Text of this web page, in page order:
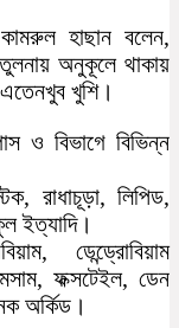
হাছান বলেন,
অনুকূলে থাকায়
খুশি।
ও বিভাগে বিভিন্ন
রাধাচূড়া, লিপিড,
ইত্যাদি।
ডেন্ড্রোবিয়াম
ফক্সটেইল, ডেন
অর্কিড।